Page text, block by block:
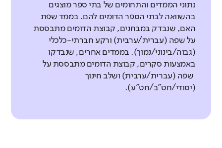
נתוני הממדים והתחומים של בתי ספר מוצגים
בהשוואה לבתי הספר הדומים להם. בממד שפת
האם, שנבדק במבחנים, קבוצת הדומים מתבססת
על שפה (עברית/ערבית) ורקע חברתי-כלכלי
(גבוה/בינוני/נמוך). בממדים אחרים, שנבדקו
באמצעות סקרים, קבוצת הדומים מתבססת על
שפה (עברית/ערבית) ושלב חינוך
(יסודי/חט"ב/חט"ע).